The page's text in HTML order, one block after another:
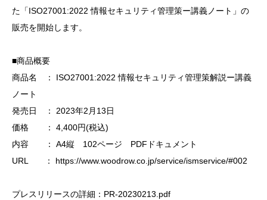
た「ISO27001:2022 情報セキュリティ管理策ー講義ノート」の
販売を開始します。
■商品概要
商品名 ： ISO27001:2022 情報セキュリティ管理策解説ー講義
ノート
発売日 ： 2023年2月13日
価格 ： 4,400円(税込)
内容 ： A4縦 102ページ PDFドキュメント
URL ： https://www.woodrow.co.jp/service/ismservice/#002
プレスリリースの詳細： PR-20230213.pdf